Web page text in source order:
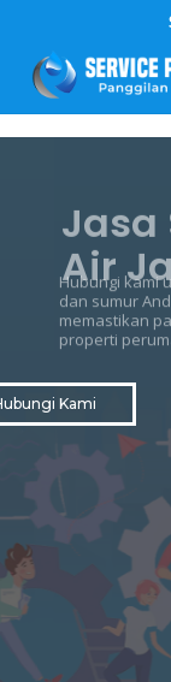
content
Air
Hubungi kami
dan sumur
memastikan
properti